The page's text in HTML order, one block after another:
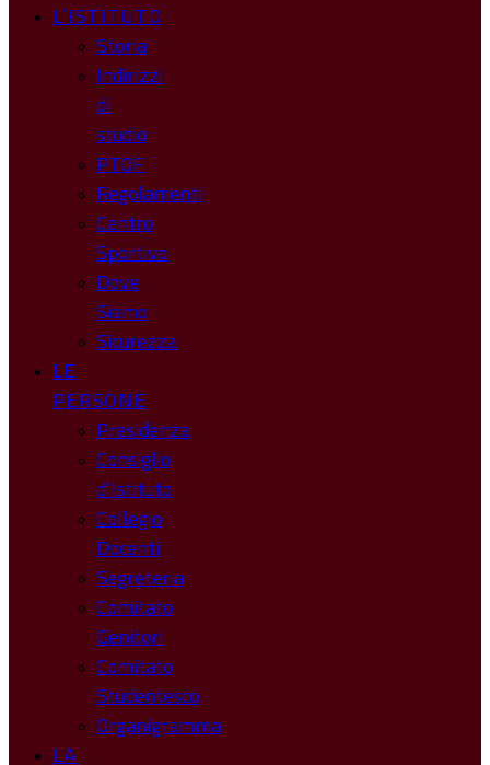
L’ISTITUTO
Storia
Indirizzi
di
studio
PTOF
Regolamenti
Centro
Sportivo
Dove
Siamo
Sicurezza
LE
PERSONE
Presidenza
Consiglio
d’Istituto
Collegio
Docenti
Segreteria
Comitato
Genitori
Comitato
Studentesco
Organigramma
LA